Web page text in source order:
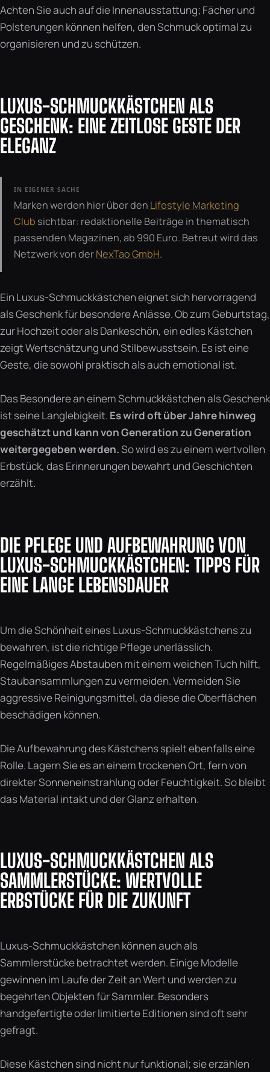
Achten Sie auch auf die Innenausstattung; Fächer und
Polsterungen können helfen, den Schmuck optimal zu
organisieren und zu schützen.
LUXUS-SCHMUCKKÄSTCHEN ALS
GESCHENK: EINE ZEITLOSE GESTE DER
ELEGANZ
IN EIGENER SACHE
Marken werden hier über den Lifestyle Marketing
Club sichtbar: redaktionelle Beiträge in thematisch
passenden Magazinen, ab 990 Euro. Betreut wird das
Netzwerk von derNexTao GmbH.
Ein Luxus-Schmuckkästchen eignet sich hervorragend
als Geschenk für besondere Anlässe. Ob zum Geburtstag,
zur Hochzeit oder als Dankeschön, ein edles Kästchen
zeigt Wertschätzung und Stilbewusstsein. Es ist eine
Geste, die sowohl praktisch als auch emotional ist.
Das Besondere an einem Schmuckkästchen als Geschenk
ist seine Langlebigkeit. Es wird oft über Jahre hinweg
geschätzt und kann von Generation zu Generation
weitergegeben werden.So wird es zu einem wertvollen
Erbstück, das Erinnerungen bewahrt und Geschichten
erzählt.
DIE PFLEGE UND AUFBEWAHRUNG VON
LUXUS-SCHMUCKKÄSTCHEN: TIPPS FÜR
EINE LANGE LEBENSDAUER
Um die Schönheit eines Luxus-Schmuckkästchens zu
bewahren, ist die richtige Pflege unerlässlich.
Regelmäßiges Abstauben mit einem weichen Tuch hilft,
Staubansammlungen zu vermeiden. Vermeiden Sie
aggressive Reinigungsmittel, da diese die Oberflächen
beschädigen können.
Die Aufbewahrung des Kästchens spielt ebenfalls eine
Rolle. Lagern Sie es an einem trockenen Ort, fern von
direkter Sonneneinstrahlung oder Feuchtigkeit. So bleibt
das Material intakt und der Glanz erhalten.
LUXUS-SCHMUCKKÄSTCHEN ALS
SAMMLERSTÜCKE: WERTVOLLE
ERBSTÜCKE FÜR DIE ZUKUNFT
Luxus-Schmuckkästchen können auch als
Sammlerstücke betrachtet werden. Einige Modelle
gewinnen im Laufe der Zeit an Wert und werden zu
begehrten Objekten für Sammler. Besonders
handgefertigte oder limitierte Editionen sind oft sehr
gefragt.
Diese Kästchen sind nicht nur funktional; sie erzählen